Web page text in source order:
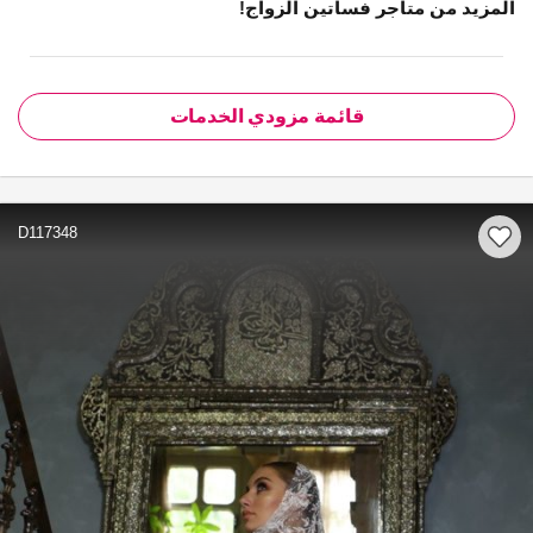
المزيد من متاجر فساتين الزواج!
قائمة مزودي الخدمات
D117348